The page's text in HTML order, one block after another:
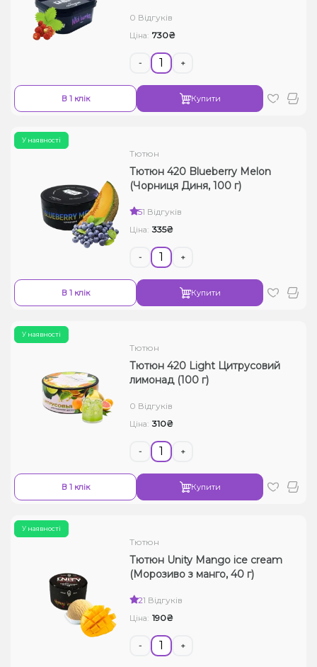
0 Відгуків
Ціна: 730₴
- +
В 1 клік Купити
У наявності
Тютюн
Тютюн 420 Blueberry Melon
(Чорниця Диня, 100 г)
51 Відгуків
Ціна: 335₴
- +
В 1 клік Купити
У наявності
Тютюн
Тютюн 420 Light Цитрусовий
лимонад (100 г)
0 Відгуків
Ціна: 310₴
- +
В 1 клік Купити
У наявності
Тютюн
Тютюн Unity Mango ice cream
(Морозиво з манго, 40 г)
21 Відгуків
Ціна: 190₴
- +